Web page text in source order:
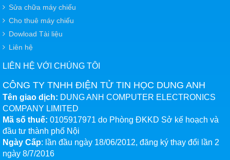
Sửa chữa máy chiếu
Cho thuê máy chiếu
Dowload Tài liệu
Liên hệ
LIÊN HỆ VỚI CHÚNG TÔI
CÔNG TY TNHH ĐIỆN TỬ TIN HỌC DUNG ANH
Tên giao dịch: DUNG ANH COMPUTER ELECTRONICS
COMPANY LIMITED
Mã số thuế: 0105917971 do Phòng ĐKKD Sở kế hoạch và
đầu tư thành phố Nội
Ngày Cấp: lần đầu ngày 18/06/2012, đăng ký thay đổi lần 2
ngày 8/7/2016